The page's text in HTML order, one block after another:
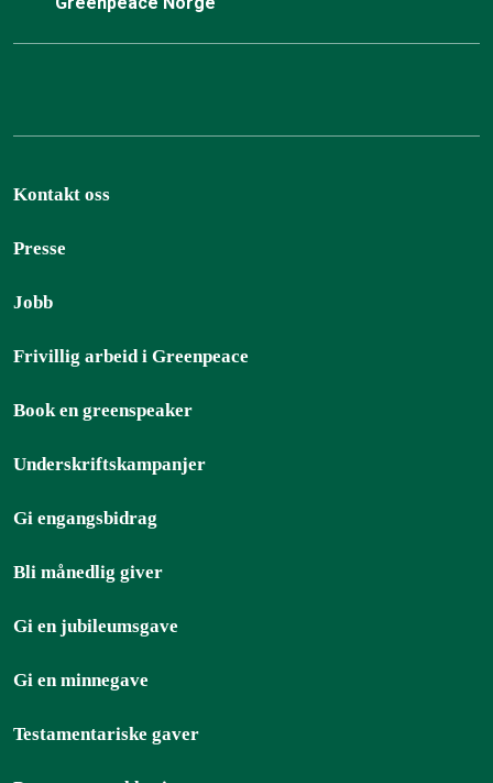
Kontakt oss
Presse
Jobb
Frivillig arbeid i Greenpeace
Book en greenspeaker
Underskriftskampanjer
Gi engangsbidrag
Bli månedlig giver
Gi en jubileumsgave
Gi en minnegave
Testamentariske gaver